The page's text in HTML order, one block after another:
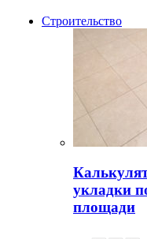
Строительство
укладки
площади